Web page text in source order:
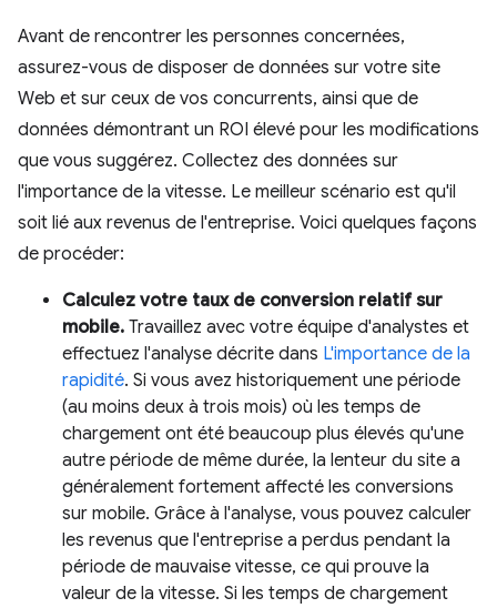
Avant de rencontrer les personnes concernées,
assurez-vous de disposer de données sur votre site
Web et sur ceux de vos concurrents, ainsi que de
données démontrant un ROI élevé pour les modifications
que vous suggérez. Collectez des données sur
l'importance de la vitesse. Le meilleur scénario est qu'il
soit lié aux revenus de l'entreprise. Voici quelques façons
de procéder:
Calculez votre taux de conversion relatif sur
mobile. Travaillez avec votre équipe d'analystes et
effectuez l'analyse décrite dans L'importance de la
rapidité. Si vous avez historiquement une période
(au moins deux à trois mois) où les temps de
chargement ont été beaucoup plus élevés qu'une
autre période de même durée, la lenteur du site a
généralement fortement affecté les conversions
sur mobile. Grâce à l'analyse, vous pouvez calculer
les revenus que l'entreprise a perdus pendant la
période de mauvaise vitesse, ce qui prouve la
valeur de la vitesse. Si les temps de chargement